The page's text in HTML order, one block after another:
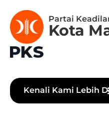
Partai
Kota
Kenali Kami Lebih